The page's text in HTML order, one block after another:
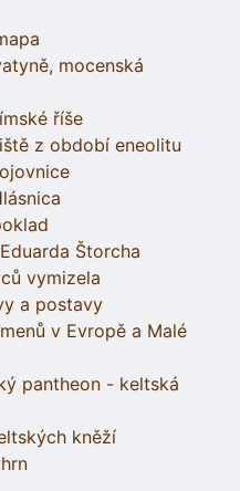
mocenská
říše
z období eneolitu
Štorcha
vymizela
a postavy
v Evropě a Malé
pantheon - keltská
kněží